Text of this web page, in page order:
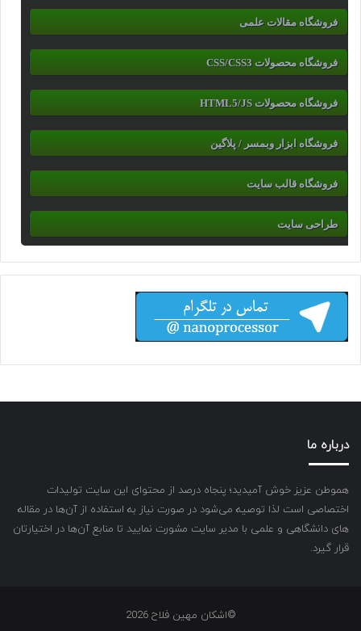
فروشگاه مقالات علمی
فروشگاه محصولات CSS/CSS3
فروشگاه محصولات HTML5/JS
فروشگاه ابزار وبمسر / پلاگین
فروشگاه قالب سایت
طراحی سایت
درباره ما
هموطن عزیز خوش آمیدید؛ پنجاه درصد از محتوای این سایت تولیدات
اختصاصی است لذا توصیه می‌شود در صورت نیاز به استفاده از آن‌ها در مقاله
های دانشگاهی و علمی با مدیر سایت مشورت نمایید تا منابع آن‌ها در اختیارتان
قرار گیرد.
©اشکان مهین فلاح 2026